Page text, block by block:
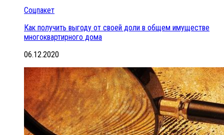
Соцпакет
Как получить выгоду от своей доли в общем имуществе
многоквартирного дома
06.12.2020